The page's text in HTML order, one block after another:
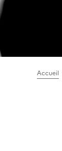
Accueil